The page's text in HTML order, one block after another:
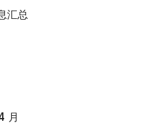
汇总
月